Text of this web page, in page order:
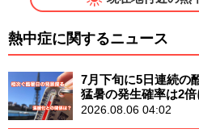
熱中症に関するニュース
7月下旬に5日連続
猛暑の発生確率は2倍
2026.08.06 04:02